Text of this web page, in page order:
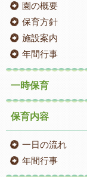
園の概要
保育方針
施設案内
年間行事
一時保育
保育内容
一日の流れ
年間行事